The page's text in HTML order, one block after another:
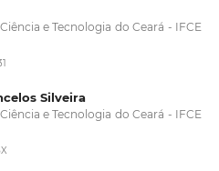
e Tecnologia do Ceará - IFCE
Silveira
e Tecnologia do Ceará - IFCE